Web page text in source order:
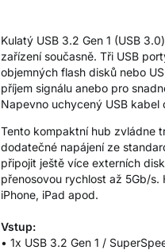
Kulatý USB 3.2 Gen 1 (USB
zařízení současně. Tři USB
objemných flash disků nebo
příjem signálu anebo pro
Napevno uchycený USB
Tento kompaktní hub zvládne
dodatečné napájení ze
připojit ještě více externích
přenosovou rychlost až 5Gb/
iPhone, iPad apod.
Vstup:
• 1x USB 3.2 Gen 1 /